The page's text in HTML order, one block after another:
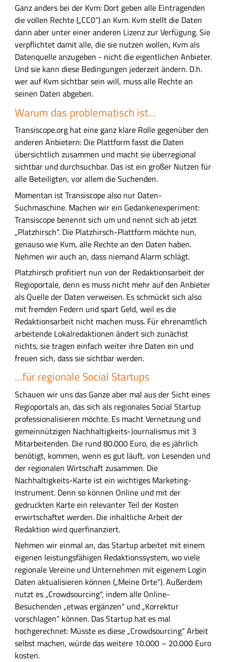
c
o
p
e
.
o
r
g
-
a
s
P
o
r
t
a
l
d
e
r
A
l
t
e
r
n
a
t
v
e
n
a
u
s
F
r
a
n
k
r
e
i
c
h
.
Ganz anders bei der Kvm: Dort geben alle Eintragenden
die vollen Rechte („CC0“) an Kvm. Kvm stellt die Daten
dann aber unter einer anderen Lizenz zur Verfügung. Sie
verpflichtet damit alle, die sie nutzen wollen, Kvm als
Datenquelle anzugeben - nicht die eigentlichen Anbieter.
Und sie kann diese Bedingungen jederzeit ändern. D.h.
wer auf Kvm sichtbar sein will, muss alle Rechte an
seinen Daten abgeben.
Warum das problematisch ist...
Transiscope.org hat eine ganz klare Rolle gegenüber den
anderen Anbietern: Die Plattform fasst die Daten
übersichtlich zusammen und macht sie überregional
sichtbar und durchsuchbar. Das ist ein großer Nutzen für
alle Beteiligten, vor allem die Suchenden.
Momentan ist Transiscope also nur Daten-
Suchmaschine. Machen wir ein Gedankenexperiment:
Transiscope benennt sich um und nennt sich ab jetzt
„Platzhirsch“. Die Platzhirsch-Plattform möchte nun,
genauso wie Kvm, alle Rechte an den Daten haben.
Nehmen wir auch an, dass niemand Alarm schlägt.
Platzhirsch profitiert nun von der Redaktionsarbeit der
Regioportale, denn es muss nicht mehr auf den Anbieter
als Quelle der Daten verweisen. Es schmückt sich also
mit fremden Federn und spart Geld, weil es die
Redaktionsarbeit nicht machen muss. Für ehrenamtlich
arbeitende Lokalredaktionen ändert sich zunächst
nichts, sie tragen einfach weiter ihre Daten ein und
freuen sich, dass sie sichtbar werden.
...für regionale Social Startups
Schauen wir uns das Ganze aber mal aus der Sicht eines
Regioportals an, das sich als regionales Social Startup
professionalisieren möchte. Es macht Vernetzung und
gemeinnützigen Nachhaltigkeits-Journalismus mit 3
Mitarbeitenden. Die rund 80.000 Euro, die es jährlich
benötigt, kommen, wenn es gut läuft, von Lesenden und
der regionalen Wirtschaft zusammen. Die
Nachhaltigkeits-Karte ist ein wichtiges Marketing-
Instrument. Denn so können Online und mit der
gedruckten Karte ein relevanter Teil der Kosten
erwirtschaftet werden. Die inhaltliche Arbeit der
Redaktion wird querfinanziert.
Nehmen wir einmal an, das Startup arbeitet mit einem
eigenen leistungsfähigen Redaktionssystem, wo viele
regionale Vereine und Unternehmen mit eigenem Login
Daten aktualisieren können („Meine Orte“). Außerdem
nutzt es „Crowdsourcing“, indem alle Online-
Besuchenden „etwas ergänzen“ und „Korrektur
vorschlagen“ können. Das Startup hat es mal
hochgerechnet: Müsste es diese „Crowdsourcing“ Arbeit
selbst machen, würde das weitere 10.000 – 20.000 Euro
kosten.